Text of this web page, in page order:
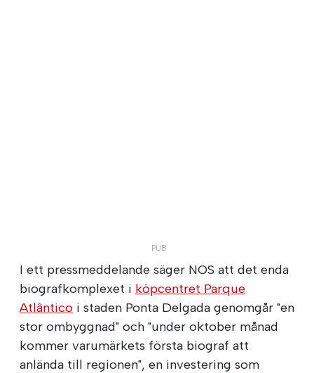
I ett pressmeddelande säger NOS att det enda
biografkomplexet i köpcentret Parque
Atlântico i staden Ponta Delgada genomgår "en
stor ombyggnad" och "under oktober månad
kommer varumärkets första biograf att
anlända till regionen", en investering som